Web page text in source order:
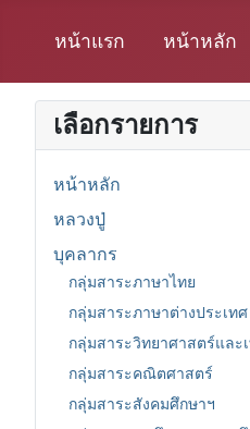
หน้าแรก หน้าหลัก
เลือกรายการ
หน้าหลัก
หลวงปู่
บุคลากร
กลุ่มสาระภาษาไทย
กลุ่มสาระภาษาต่างประเทศ
กลุ่มสาระวิทยาศาสตร์และ
กลุ่มสาระคณิตศาสตร์
กลุ่มสาระสังคมศึกษาฯ